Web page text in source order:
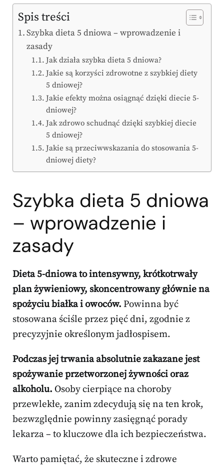
Spis treści
Szybka dieta 5 dniowa – wprowadzenie i
zasady
Jak działa szybka dieta 5 dniowa?
Jakie są korzyści zdrowotne z szybkiej diety
5 dniowej?
Jakie efekty można osiągnąć dzięki diecie 5-
dniowej?
Jak zdrowo schudnąć dzięki szybkiej diecie
5 dniowej?
Jakie są przeciwwskazania do stosowania 5-
dniowej diety?
Szybka dieta 5 dniowa
– wprowadzenie i
zasady
Dieta 5-dniowa to intensywny, krótkotrwały
plan żywieniowy, skoncentrowany głównie na
spożyciu białka i owoców. Powinna być
stosowana ściśle przez pięć dni, zgodnie z
precyzyjnie określonym jadłospisem.
Podczas jej trwania absolutnie zakazane jest
spożywanie przetworzonej żywności oraz
alkoholu. Osoby cierpiące na choroby
przewlekłe, zanim zdecydują się na ten krok,
bezwzględnie powinny zasięgnąć porady
lekarza – to kluczowe dla ich bezpieczeństwa.
Warto pamiętać, że skuteczne i zdrowe